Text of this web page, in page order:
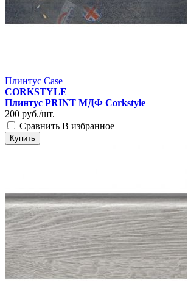
Плинтус Case
CORKSTYLE
Плинтус PRINT МДФ Corkstyle
200 руб./шт.
Сравнить В избранное
Купить